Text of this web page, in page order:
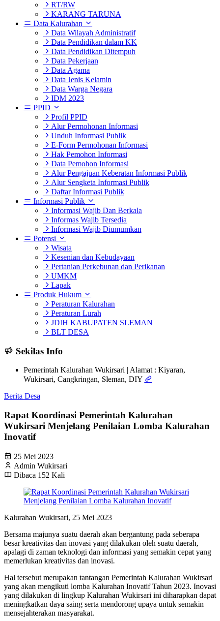
RT/RW
KARANG TARUNA
Data Kalurahan
Data Wilayah Administratif
Data Pendidikan dalam KK
Data Pendidikan Ditempuh
Data Pekerjaan
Data Agama
Data Jenis Kelamin
Data Warga Negara
IDM 2023
PPID
Profil PPID
Alur Permohonan Informasi
Unduh Informasi Publik
E-Form Permohonan Informasi
Hak Pemohon Informasi
Data Pemohon Informasi
Alur Pengajuan Keberatan Informasi Publik
Alur Sengketa Informasi Publik
Daftar Informasi Publik
Informasi Publik
Informasi Wajib Dan Berkala
Informas Wajib Tersedia
Informasi Wajib Diumumkan
Potensi
Wisata
Kesenian dan Kebudayaan
Pertanian Perkebunan dan Perikanan
UMKM
Lapak
Produk Hukum
Peraturan Kalurahan
Peraturan Lurah
JDIH KABUPATEN SLEMAN
BLT DESA
Sekilas Info
Pemerintah Kalurahan Wukirsari | Alamat : Kiyaran,
Wukirsari, Cangkringan, Sleman, DIY
Berita Desa
Rapat Koordinasi Pemerintah Kalurahan
Wukirsari Menjelang Penilaian Lomba Kalurahan
Inovatif
25 Mei 2023
Admin Wukirsari
Dibaca 152 Kali
Kalurahan Wukirsari, 25 Mei 2023
Bersama majunya suatu daerah akan bergantung pada seberapa
besar kreativitas dan inovasi yang dilakukan oleh suatu daerah,
apalagi di zaman teknologi dan informasi yang semakin cepat yang
memerlukan kreativitas dan inovasi.
Hal tersebut merupakan tantangan Pemerintah Kalurahan Wukirsari
yang akan mengikuti lomba Kalurahan Inovatif Tahun 2023. Inovasi
yang dilakukan di lingkup Kalurahan Wukirsari ini diharapkan dapat
meningkatkan daya saing serta mendorong upaya untuk semakin
mensejahterakan masyarakat.